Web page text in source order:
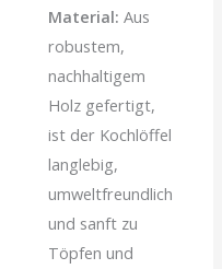
Material: Aus
robustem,
nachhaltigem
Holz gefertigt,
ist der Kochlöffel
langlebig,
umweltfreundlich
und sanft zu
Töpfen und